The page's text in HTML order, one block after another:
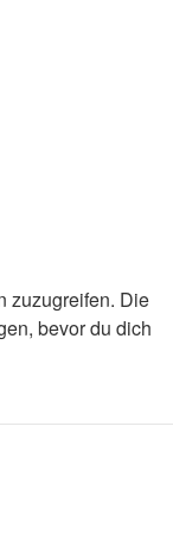
zuzugreifen. Die
bevor du dich